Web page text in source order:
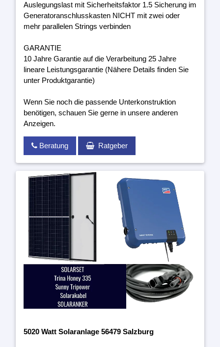
Auslegungslast mit Sicherheitsfaktor 1.5 Sicherung im
Generatoranschlusskasten NICHT mit zwei oder
mehr parallelen Strings verbinden
GARANTIE
10 Jahre Garantie auf die Verarbeitung 25 Jahre
lineare Leistungsgarantie (Nähere Details finden Sie
unter Produktgarantie)
Wenn Sie noch die passende Unterkonstruktion
benötigen, schauen Sie gerne in unsere anderen
Anzeigen.
Beratung Ratgeber
5020 Watt Solaranlage 56479 Salzburg